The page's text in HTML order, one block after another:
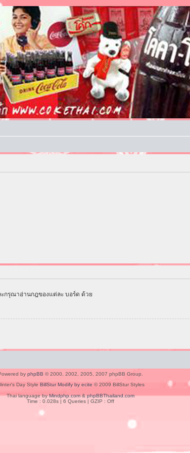
กรุณาอ่านกฎของแต่ละ บอร์ด ด้วย
byphpBB © 2000, 2002, 2005, 2007 phpBB Group.
Day StyleBillStur Modify by ecite © 2009 BillStur Styles
Thai language byMindphp.com&phpBBThailand.com
Time : 0.028s | 6 Queries | GZIP : Off